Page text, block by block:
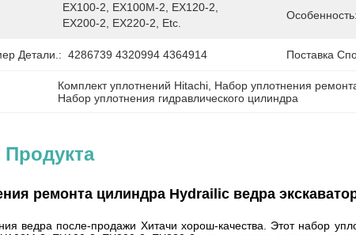
EX100-2, EX100M-2, EX120-2,
EX200-2, EX220-2, Etc.
Особенность:
Детали.: 4286739 4320994 4364914 Поставка
Комплект уплотнений Hitachi Набор уплотнения
Набор уплотнения гидравлического цилиндра
ремонта цилиндра Hydrailic ведра
ведра после-продажи Хитачи хорош-качества. Этот набор